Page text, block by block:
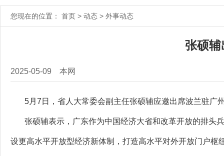
您现在的位置： 首页 > 动态 > 外事动态
张硕
2025-05-09 本网
5月7日，省人大常委会副主任张硕辅应邀出席波兰驻广
张硕辅表示，广东作为中国经济大省和改革开放的排头
设更高水平开放型经济新体制，打造高水平对外开放门户